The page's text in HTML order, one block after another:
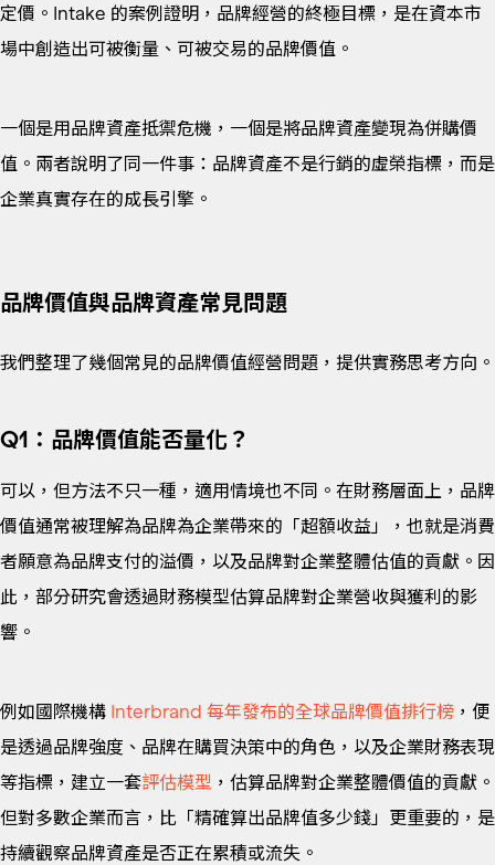
定價。Intake 的案例證明，品牌經營的終極目標，是在資本市
場中創造出可被衡量、可被交易的品牌價值。
一個是用品牌資產抵禦危機，一個是將品牌資產變現為併購價
值。兩者說明了同一件事：品牌資產不是行銷的虛榮指標，而是
企業真實存在的成長引擎。
品牌價值與品牌資產常見問題
我們整理了幾個常見的品牌價值經營問題，提供實務思考方向。
Q1：品牌價值能否量化？
可以，但方法不只一種，適用情境也不同。在財務層面上，品牌
價值通常被理解為品牌為企業帶來的「超額收益」，也就是消費
者願意為品牌支付的溢價，以及品牌對企業整體估值的貢獻。因
此，部分研究會透過財務模型估算品牌對企業營收與獲利的影
響。
例如國際機構 Interbrand 每年發布的全球品牌價值排行榜 ，便
是透過品牌強度、品牌在購買決策中的角色，以及企業財務表現
等指標，建立一套評估模型 ，估算品牌對企業整體價值的貢獻。
但對多數企業而言，比「精確算出品牌值多少錢」更重要的，是
持續觀察品牌資產是否正在累積或流失。